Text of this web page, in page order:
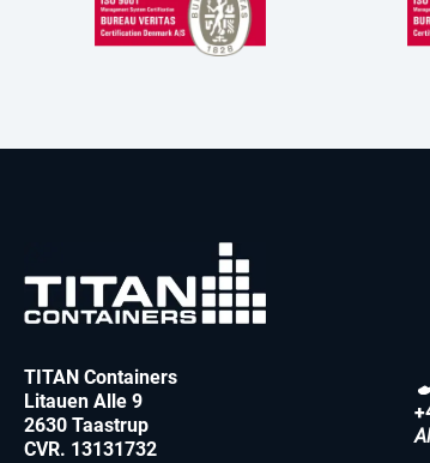
TITAN Containers
Litauen Alle 9
2630 Taastrup
CVR. 13131732